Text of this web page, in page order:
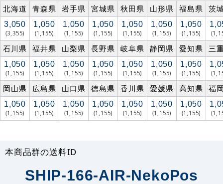
北海道
青森県 岩手県 宮城県 秋田県 山形県 福島県 茨
3,050
(3,355)
1,050
(1,155)
1,050
(1,155)
1,050
(1,155)
1,050
(1,155)
1,050
(1,155)
1,050
(1,155)
石川県 福井県 山梨県 長野県 岐阜県 静岡県 愛知県 三
1,050
(1,155)
1,050
(1,155)
1,050
(1,155)
1,050
(1,155)
1,050
(1,155)
1,050
(1,155)
1,050
(1,155)
岡山県 広島県 山口県 徳島県 香川県 愛媛県 高知県 福
1,050
(1,155)
1,050
(1,155)
1,050
(1,155)
1,050
(1,155)
1,050
(1,155)
1,050
(1,155)
1,050
(1,155)
本商品群の送料ID
SHIP-166-AIR-NekoPos